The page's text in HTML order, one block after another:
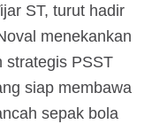
ST, turut hadir
menekankan
strategis PSST
siap membawa
sepak bola